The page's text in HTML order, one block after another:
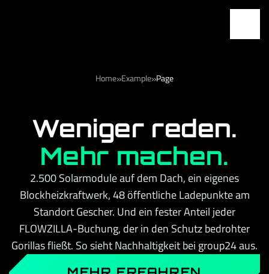
Home»Example»Page
Weniger reden.
Mehr machen.
2.500 Solarmodule auf dem Dach, ein eigenes
Blockheizkraftwerk, 48 öffentliche Ladepunkte am
Standort Gescher. Und ein fester Anteil jeder
FLOWZILLA-Buchung, der in den Schutz bedrohter
Gorillas fließt. So sieht Nachhaltigkeit bei group24 aus.